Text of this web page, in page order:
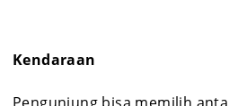
Kendaraan